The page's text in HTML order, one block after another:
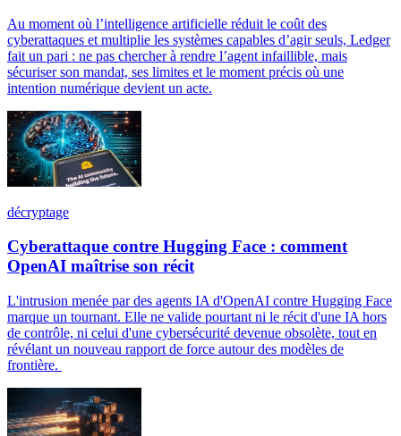
Au moment où l’intelligence artificielle réduit le coût des
cyberattaques et multiplie les systèmes capables d’agir seuls, Ledger
fait un pari : ne pas chercher à rendre l’agent infaillible, mais
sécuriser son mandat, ses limites et le moment précis où une
intention numérique devient un acte.
décryptage
Cyberattaque contre Hugging Face : comment
OpenAI maîtrise son récit
L'intrusion menée par des agents IA d'OpenAI contre Hugging Face
marque un tournant. Elle ne valide pourtant ni le récit d'une IA hors
de contrôle, ni celui d'une cybersécurité devenue obsolète, tout en
révélant un nouveau rapport de force autour des modèles de
frontière.